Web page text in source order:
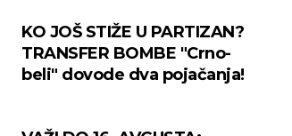
KO JOŠ STIŽE U PARTIZAN?
TRANSFER BOMBE "Crno-
beli" dovode dva pojačanja!